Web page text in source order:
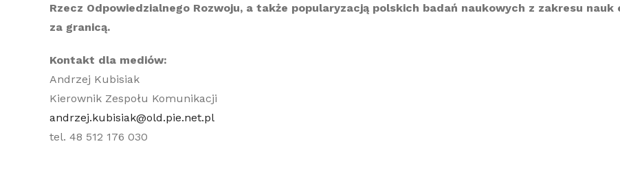
Rzecz Odpowiedzialnego Rozwoju, a także popularyzacją polskich badań naukowych z zakresu
za granicą.
Kontakt dla mediów:
Andrzej Kubisiak
Kierownik Zespołu Komunikacji
andrzej.kubisiak@old.pie.net.pl
tel. 48 512 176 030